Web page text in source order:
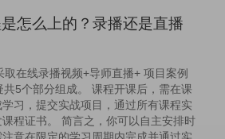
怎么上的？录播还是直播
在线录播视频+导师直播+ 项目案例
5个部分组成。 课程开课后，需在课
习，提交实战项目，通过所有课程实
程证书。 简言之，你可以自主安排时
意在限定的学习周期内完成并通过实